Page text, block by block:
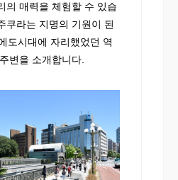
의 매력을 체험할 수 있습
쿠라는 지명의 기원이 된
도시대에 자리했었던 역
변을 소개합니다.